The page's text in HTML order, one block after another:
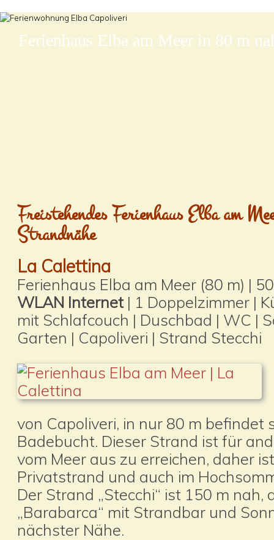
Ferienhaus Elba am Meer in 80 m
Freistehendes Ferienhaus Elba am
Strandnähe
La Calettina
Ferienhaus Elba am Meer (80 m) |
WLAN Internet | 1 Doppelzimmer |
mit Schlafcouch | Duschbad | WC |
Garten | Capoliveri | Strand Stecchi
von Capoliveri, in nur 80 m befindet
Badebucht. Dieser Strand ist für
vom Meer aus zu erreichen, daher
Privatstrand und auch im
Der Strand „Stecchi“ ist 150 m nah,
„Barabarca“ mit Strandbar und
nächster Nähe.